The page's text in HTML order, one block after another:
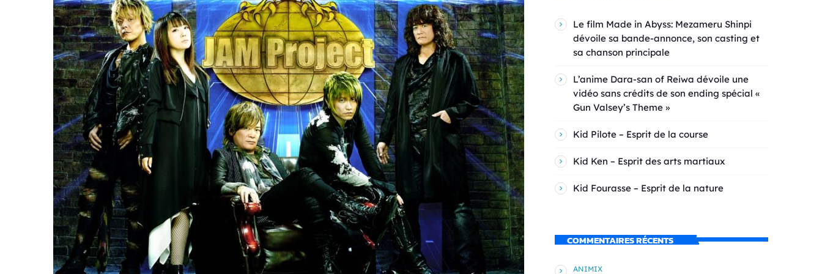
Le film Made in Abyss: Mezameru Shinpi
dévoile sa bande-annonce, son casting et
sa chanson principale
L’anime Dara-san of Reiwa dévoile une
vidéo sans crédits de son ending spécial «
Gun Valsey’s Theme »
Kid Pilote – Esprit de la course
Kid Ken – Esprit des arts martiaux
Kid Fourasse – Esprit de la nature
COMMENTAIRES RÉCENTS
ANIMIX